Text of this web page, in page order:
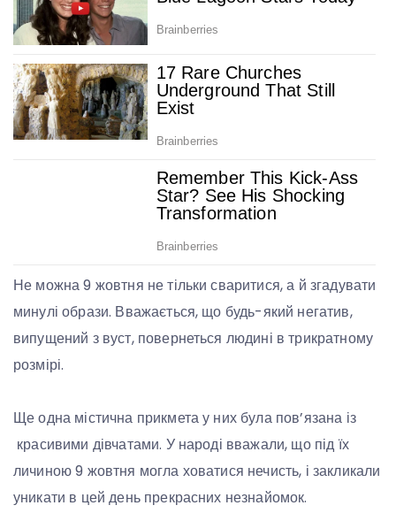
Не можна 9 жовтня не тільки сваритися, а й згадувати
минулі образи. Вважається, що будь-який негатив,
випущений з вуст, повернеться людині в трикратному
розмірі.
Ще одна містична прикмета у них була пов’язана із
красивими дівчатами. У народі вважали, що під їх
личиною 9 жовтня могла ховатися нечисть, і закликали
уникати в цей день прекрасних незнайомок.